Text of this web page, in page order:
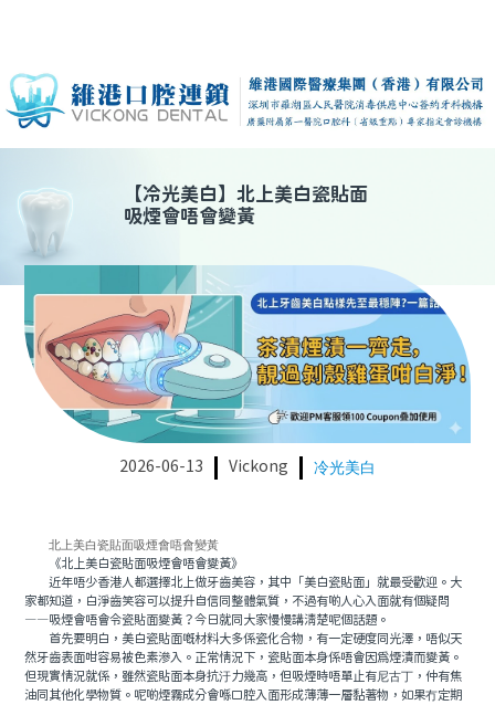
【冷光美白】 北上美白瓷貼面
吸煙會唔會變黃
2026-06-13 Vickong 冷光美白
北上美白瓷貼面吸煙會唔會變黃
《北上美白瓷貼面吸煙會唔會變黃》
近年唔少香港人都選擇北上做牙齒美容，其中「美白瓷貼面」就最受歡迎。大
家都知道，白淨齒笑容可以提升自信同整體氣質，不過有啲人心入面就有個疑問
——吸煙會唔會令瓷貼面變黃？今日就同大家慢慢講清楚呢個話題。
首先要明白，美白瓷貼面嘅材料大多係瓷化合物，有一定硬度同光澤，唔似天
然牙齒表面咁容易被色素滲入。正常情況下，瓷貼面本身係唔會因爲煙漬而變黃。
但現實情況就係，雖然瓷貼面本身抗汙力幾高，但吸煙時唔單止有尼古丁，仲有焦
油同其他化學物質。呢啲煙霧成分會喺口腔入面形成薄薄一層黏著物，如果冇定期